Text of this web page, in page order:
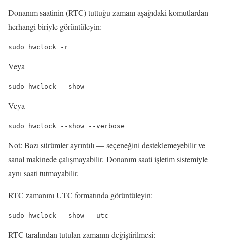
Donanım saatinin (RTC) tuttuğu zamanı aşağıdaki komutlardan
herhangi biriyle görüntüleyin:
sudo hwclock -r
Veya
sudo hwclock --show
Veya
sudo hwclock --show --verbose
Not: Bazı sürümler ayrıntılı — seçeneğini desteklemeyebilir ve
sanal makinede çalışmayabilir. Donanım saati işletim sistemiyle
aynı saati tutmayabilir.
RTC zamanını UTC formatında görüntüleyin:
sudo hwclock --show --utc
RTC tarafından tutulan zamanın değiştirilmesi: